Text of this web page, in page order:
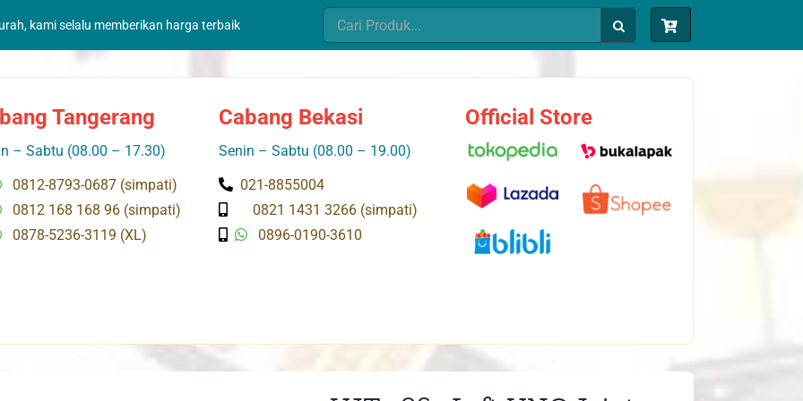
kami selalu memberikan harga terbaik
Search
for:
Tangerang
– Sabtu (08.00 – 17.30)
0812-8793-0687 (simpati)
0812 168 168 96 (simpati)
0878-5236-3119 (XL)
Cabang Bekasi
Senin – Sabtu (08.00 – 19.00)
021-8855004
0821 1431 3266 (simpati)
0896-0190-3610
Official Store